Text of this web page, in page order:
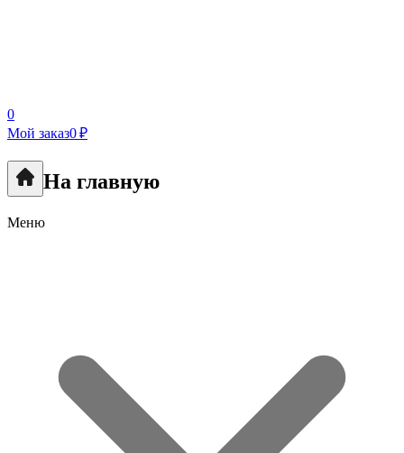
0
Мой заказ0 ₽
На главную
Меню